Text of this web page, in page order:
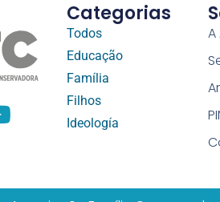
Categorias
Todos
Educação
Família
Filhos
Ideología
A